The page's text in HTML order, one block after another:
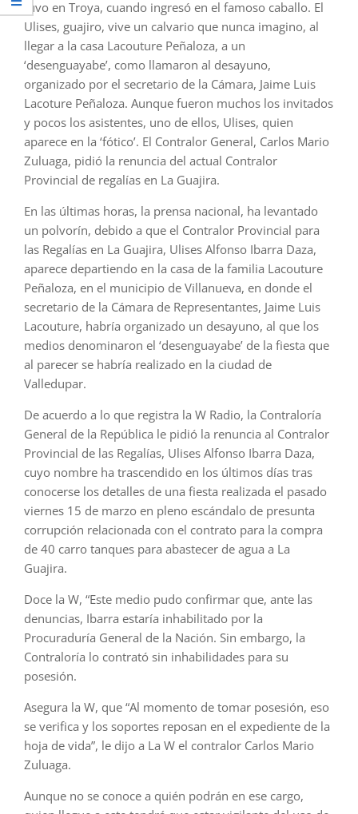
tuvo en Troya, cuando ingresó en el famoso caballo. El
Ulises, guajiro, vive un calvario que nunca imagino, al
llegar a la casa Lacouture Peñaloza, a un
‘desenguayabe’, como llamaron al desayuno,
organizado por el secretario de la Cámara, Jaime Luis
Lacoture Peñaloza. Aunque fueron muchos los invitados
y pocos los asistentes, uno de ellos, Ulises, quien
aparece en la ‘fótico’. El Contralor General, Carlos Mario
Zuluaga, pidió la renuncia del actual Contralor
Provincial de regalías en La Guajira.
En las últimas horas, la prensa nacional, ha levantado
un polvorín, debido a que el Contralor Provincial para
las Regalías en La Guajira, Ulises Alfonso Ibarra Daza,
aparece departiendo en la casa de la familia Lacouture
Peñaloza, en el municipio de Villanueva, en donde el
secretario de la Cámara de Representantes, Jaime Luis
Lacouture, habría organizado un desayuno, al que los
medios denominaron el ‘desenguayabe’ de la fiesta que
al parecer se habría realizado en la ciudad de
Valledupar.
De acuerdo a lo que registra la W Radio, la Contraloría
General de la República le pidió la renuncia al Contralor
Provincial de las Regalías, Ulises Alfonso Ibarra Daza,
cuyo nombre ha trascendido en los últimos días tras
conocerse los detalles de una fiesta realizada el pasado
viernes 15 de marzo en pleno escándalo de presunta
corrupción relacionada con el contrato para la compra
de 40 carro tanques para abastecer de agua a La
Guajira.
Doce la W, “Este medio pudo confirmar que, ante las
denuncias, Ibarra estaría inhabilitado por la
Procuraduría General de la Nación. Sin embargo, la
Contraloría lo contrató sin inhabilidades para su
posesión.
Asegura la W, que “Al momento de tomar posesión, eso
se verifica y los soportes reposan en el expediente de la
hoja de vida”, le dijo a La W el contralor Carlos Mario
Zuluaga.
Aunque no se conoce a quién podrán en ese cargo,